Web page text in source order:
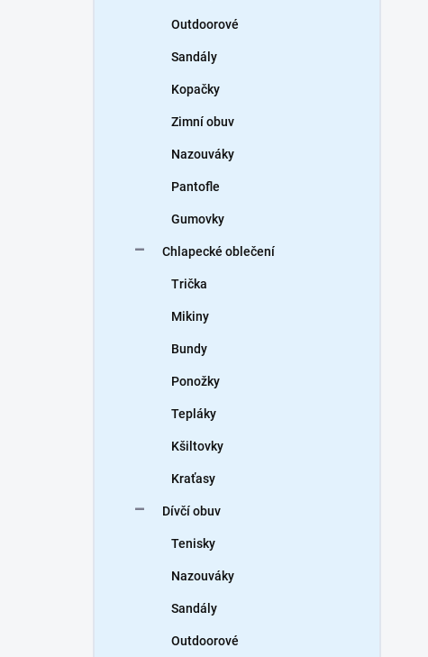
Outdoorové
Sandály
Kopačky
Zimní obuv
Nazouváky
Pantofle
Gumovky
Chlapecké oblečení
Trička
Mikiny
Bundy
Ponožky
Tepláky
Kšiltovky
Kraťasy
Dívčí obuv
Tenisky
Nazouváky
Sandály
Outdoorové